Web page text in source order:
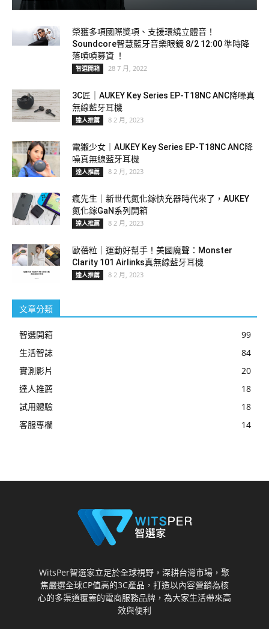
榮獲多項國際獎項、支援環繞立體音！
Soundcore智慧藍牙音樂眼鏡 8/2 12:00 準時降
落嘖嘖募資 ！
智選開箱 28 7 月, 2022
3C匠｜AUKEY Key Series EP-T18NC ANC降噪真
無線藍牙耳機
達人推薦 8 2 月, 2023
電獺少女｜AUKEY Key Series EP-T18NC ANC降
噪真無線藍牙耳機
達人推薦 8 2 月, 2023
瘋先生｜新世代氮化鎵快充器時代來了，AUKEY
氮化鎵GaN系列開箱
達人推薦 8 2 月, 2023
歐蓓粒｜運動好幫手！美國魔聲：Monster
Clarity 101 Airlinks真無線藍牙耳機
達人推薦 8 2 月, 2023
文章分類
智選開箱
99
生活智誌
84
實測影片
20
達人推薦
18
試用體驗
18
客服專欄
14
WitsPer智選家立足於全球視野，深耕台灣市場，聚
焦嚴選全球CP值高的3C產品，打造以內容營銷為核
心的多渠道覆蓋的電商服務品牌，為大家生活帶來高
效與便利